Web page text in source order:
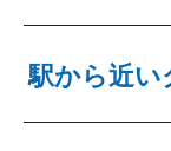
駅から近